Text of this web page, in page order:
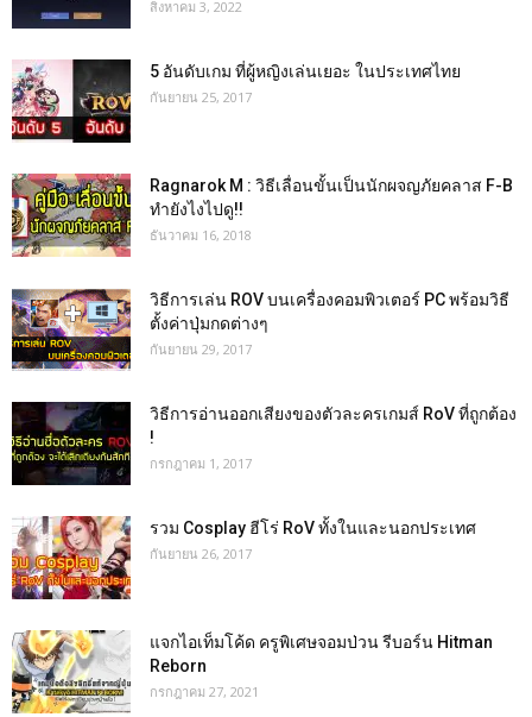
สิงหาคม 3, 2022
5 อันดับเกม ที่ผู้หญิงเล่นเยอะ ในประเทศไทย
กันยายน 25, 2017
Ragnarok M : วิธีเลื่อนขั้นเป็นนักผจญภัยคลาส F-B
ทำยังไงไปดู!!
ธันวาคม 16, 2018
วิธีการเล่น ROV บนเครื่องคอมพิวเตอร์ PC พร้อมวิธี
ตั้งค่าปุ่มกดต่างๆ
กันยายน 29, 2017
วิธีการอ่านออกเสียงของตัวละครเกมส์ RoV ที่ถูกต้อง
!
กรกฎาคม 1, 2017
รวม Cosplay ฮีโร่ RoV ทั้งในและนอกประเทศ
กันยายน 26, 2017
แจกไอเท็มโค้ด ครูพิเศษจอมป่วน รีบอร์น Hitman
Reborn
กรกฎาคม 27, 2021